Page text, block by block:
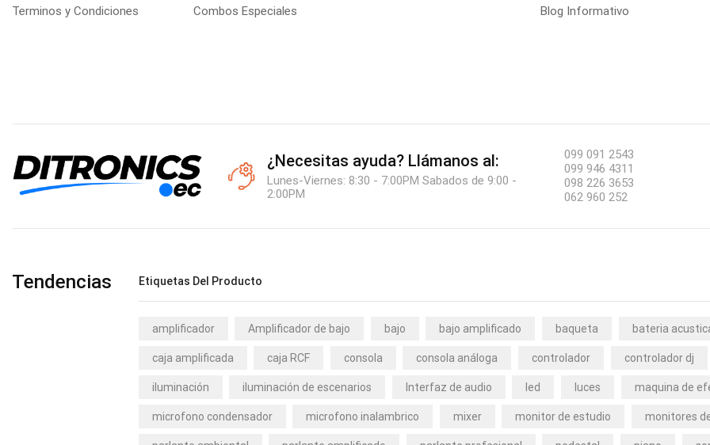
Terminos y Condiciones
Combos Especiales
Blog Informativo
¿Necesitas ayuda? Llámanos al:
Lunes-Viernes: 8:30 - 7:00PM Sabados de 9:00 -
2:00PM
099 091 2543
099 946 4311
098 226 3653
062 960 252
Tendencias Etiquetas Del Producto
amplificador Amplificador de bajo bajo bajo amplificado baqueta bateria
caja amplificada caja RCF consola consola análoga controlador controlador dj
iluminación iluminación de escenarios Interfaz de audio led luces maquina de
microfono condensador microfono inalambrico mixer monitor de estudio monitores